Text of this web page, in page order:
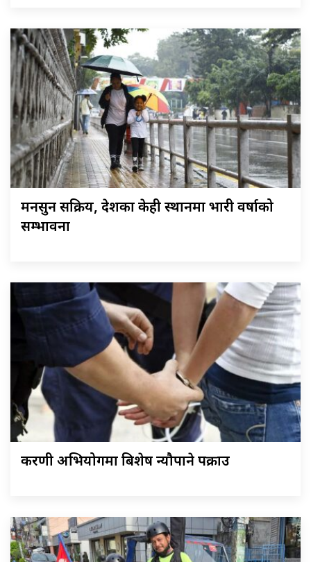
मनसुन सक्रिय, देशका केही स्थानमा भारी वर्षाको
सम्भावना
करणी अभियोगमा बिशेष न्यौपाने पक्राउ